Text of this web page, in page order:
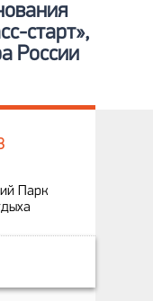
старт»,
России
Парк